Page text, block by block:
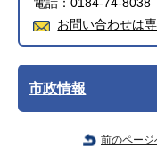
電話：0184-74-
お問い合わせは
市政情報
前のページ